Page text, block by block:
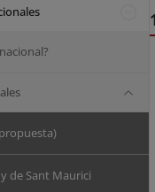
de Sant Maurici